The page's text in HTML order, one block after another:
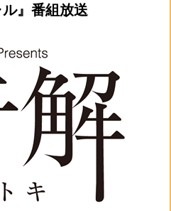
』番組放送